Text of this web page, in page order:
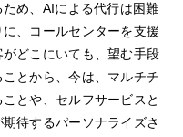
め、AIによる代行は困難
、コールセンターを支援
どこにいても、望む手段
とから、今は、マルチチ
とや、セルフサービスと
待するパーソナライズさ